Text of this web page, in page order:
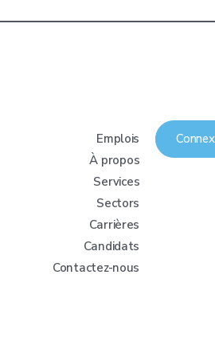
Emplois
À propos
Services
Sectors
Carrières
Candidats
Contactez-nous